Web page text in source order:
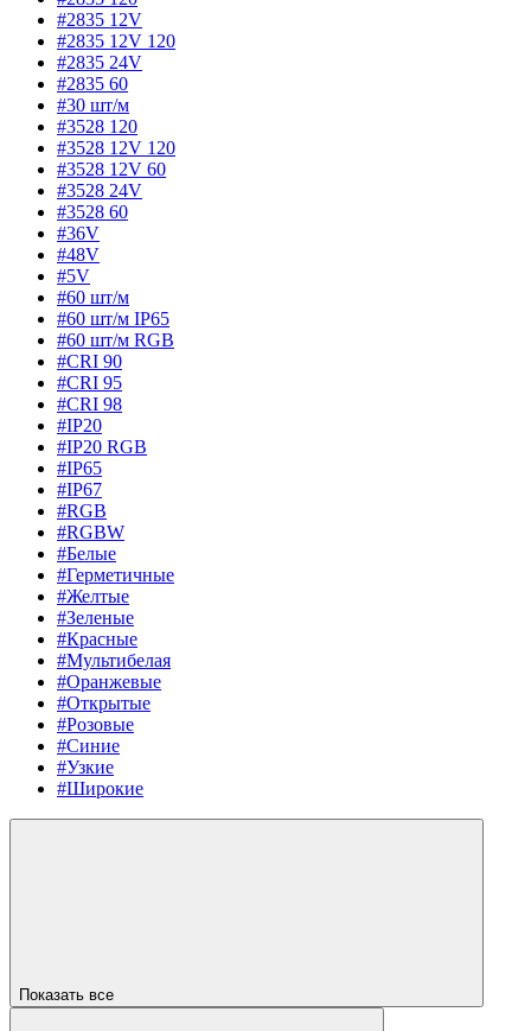
#2835 12V
#2835 12V 120
#2835 24V
#2835 60
#30 шт/м
#3528 120
#3528 12V 120
#3528 12V 60
#3528 24V
#3528 60
#36V
#48V
#5V
#60 шт/м
#60 шт/м IP65
#60 шт/м RGB
#CRI 90
#CRI 95
#CRI 98
#IP20
#IP20 RGB
#IP65
#IP67
#RGB
#RGBW
#Белые
#Герметичные
#Желтые
#Зеленые
#Красные
#Мультибелая
#Оранжевые
#Открытые
#Розовые
#Синие
#Узкие
#Широкие
Показать все